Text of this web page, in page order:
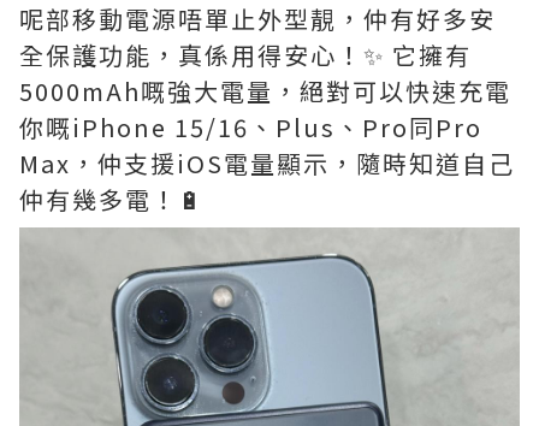
呢部移動電源唔單止外型靚，仲有好多安
全保護功能，真係用得安心！✨ 它擁有
5000mAh嘅強大電量，絕對可以快速充電
你嘅iPhone 15/16、Plus、Pro同Pro
Max，仲支援iOS電量顯示，隨時知道自己
仲有幾多電！🔋